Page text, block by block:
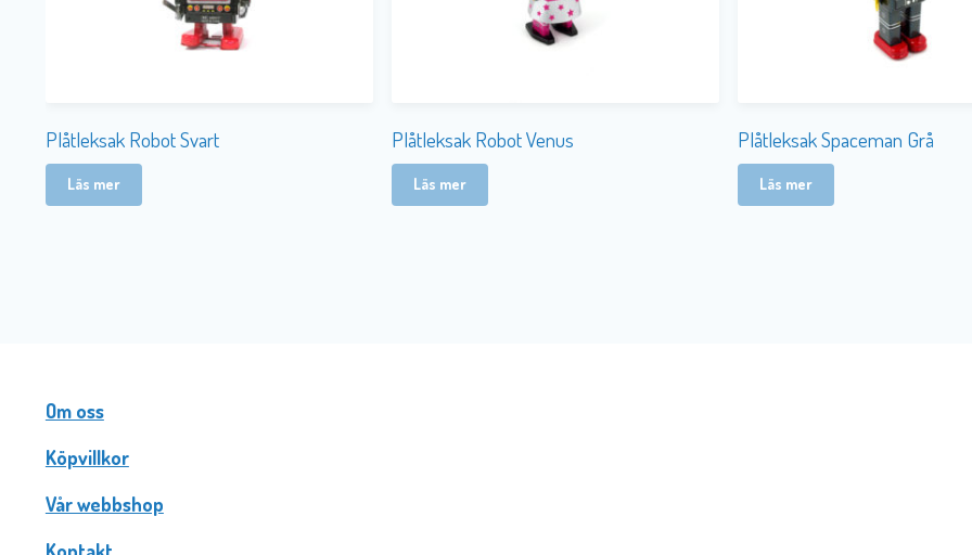
Plåtleksak Robot Svart
Läs mer
Plåtleksak Robot Venus
Läs mer
Plåtleksak Spaceman Grå
Läs mer
Om oss
Köpvillkor
Vår webbshop